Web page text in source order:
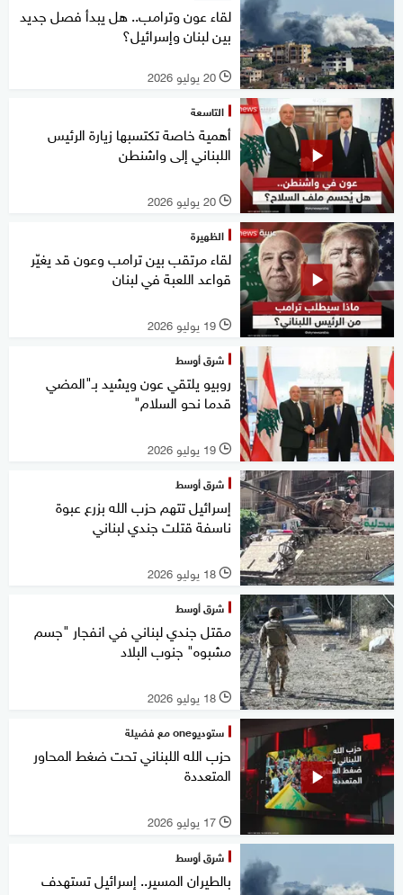
لقاء عون وترامب.. هل يبدأ فصل جديد
بين لبنان وإسرائيل؟
l 20 يوليو 2026
التاسعة
أهمية خاصة تكتسبها زيارة الرئيس
اللبناني إلى واشنطن
l 20 يوليو 2026
الظهيرة
لقاء مرتقب بين ترامب وعون قد يغيّر
قواعد اللعبة في لبنان
l 19 يوليو 2026
شرق أوسط
روبيو يلتقي عون ويشيد بـ"المضي
قدما نحو السلام"
l 19 يوليو 2026
شرق أوسط
إسرائيل تتهم حزب الله بزرع عبوة
ناسفة قتلت جندي لبناني
l 18 يوليو 2026
شرق أوسط
مقتل جندي لبناني في انفجار "جسم
مشبوه" جنوب البلاد
l 18 يوليو 2026
ستوديوone مع فضيلة
حزب الله اللبناني تحت ضغط المحاور
المتعددة
l 17 يوليو 2026
شرق أوسط
بالطيران المسير.. إسرائيل تستهدف